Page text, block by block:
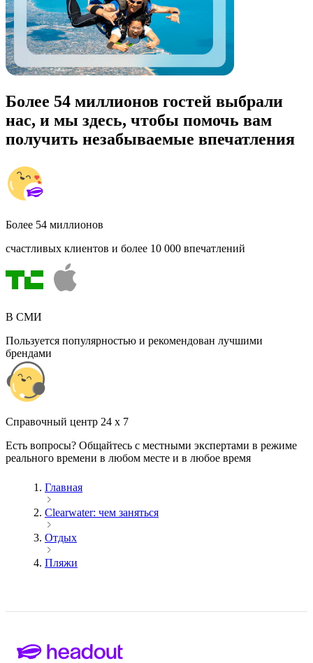
Более 54 миллионов гостей выбрали
нас, и мы здесь, чтобы помочь вам
получить незабываемые впечатления
Более 54 миллионов
счастливых клиентов и более 10 000 впечатлений
В СМИ
Пользуется популярностью и рекомендован лучшими
брендами
Cправочный центр 24 x 7
Есть вопросы? Общайтесь с местными экспертами в режиме
реального времени в любом месте и в любое время
Главная
Clearwater: чем заняться
Отдых
Пляжи